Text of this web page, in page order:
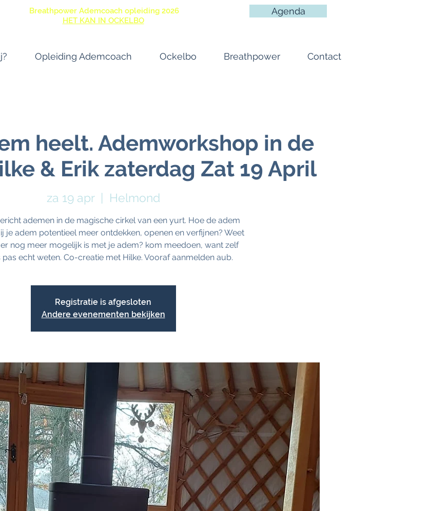
Breathpower Ademcoach opleiding 2026
HET KAN IN OCKELBO
Opleiding Ademcoach Ockelbo Breathpower Contact
heelt. Ademworkshop in de
& Erik zaterdag Zat 19 April
za 19 apr
  |
Helmond
ademen in de magische cirkel van een yurt. Hoe de adem
je adem potentieel meer ontdekken, openen en verfijnen? Weet
nog meer mogelijk is met je adem? kom meedoen, want zelf
pas echt weten. Co-creatie met Hilke. Vooraf aanmelden aub.
Registratie is afgesloten
Andere evenementen bekijken
Agenda